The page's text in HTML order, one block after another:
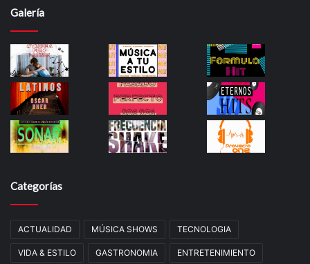
Galería
Categorías
ACTUALIDAD MÚSICA SHOWS TECNOLOGIA
VIDA & ESTILO GASTRONOMIA ENTRETENIMIENTO